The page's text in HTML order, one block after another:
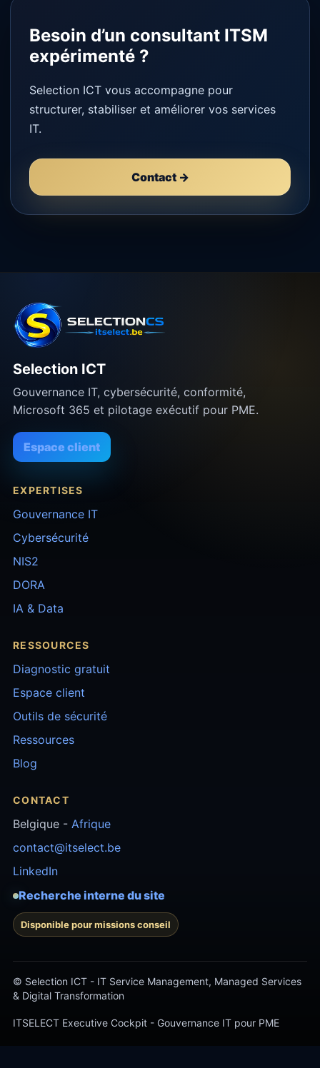
Besoin d’un consultant ITSM
expérimenté ?
Selection ICT vous accompagne pour
structurer, stabiliser et améliorer vos services
IT.
Contact →
Selection ICT
Gouvernance IT, cybersécurité, conformité,
Microsoft 365 et pilotage exécutif pour PME.
Espace client
EXPERTISES
Gouvernance IT
Cybersécurité
NIS2
DORA
IA & Data
RESSOURCES
Diagnostic gratuit
Espace client
Outils de sécurité
Ressources
Blog
CONTACT
Belgique - Afrique
contact@itselect.be
LinkedIn
Recherche interne du site
Disponible pour missions conseil
© Selection ICT - IT Service Management, Managed Services
& Digital Transformation
ITSELECT Executive Cockpit - Gouvernance IT pour PME